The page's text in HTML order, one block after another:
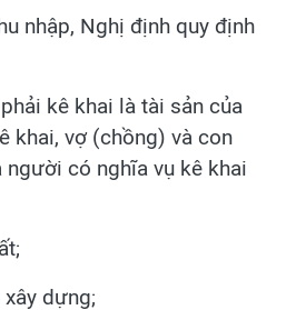
nhập, Nghị định quy định
kê khai là tài sản của
khai, vợ (chồng) và con
người có nghĩa vụ kê khai
dựng;